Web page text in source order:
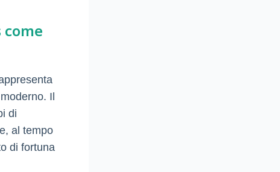
Il
di
al tempo
di fortuna